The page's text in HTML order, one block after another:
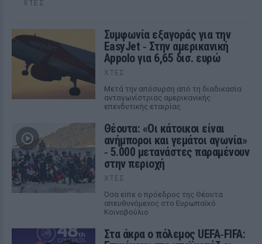
ΧΤΕΣ
Συμφωνία εξαγοράς για την
EasyJet ‑ Στην αμερικανική
Appolo για 6,65 δισ. ευρώ
ΧΤΕΣ
Μετά την απόσυρση από τη διαδικασία
ανταγωνίστριας αμερικανικής
επενδυτικής εταιρίας
Θέουτα: «Οι κάτοικοι είναι
ανήμποροι και γεμάτοι αγωνία»
‑ 5.000 μετανάστες παραμένουν
στην περιοχή
ΧΤΕΣ
Όσα είπε ο πρόεδρος της Θέουτα
απευθυνόμενος στο Ευρωπαϊκό
Κοινοβούλιο
Στα άκρα ο πόλεμος UEFA‑FIFA: